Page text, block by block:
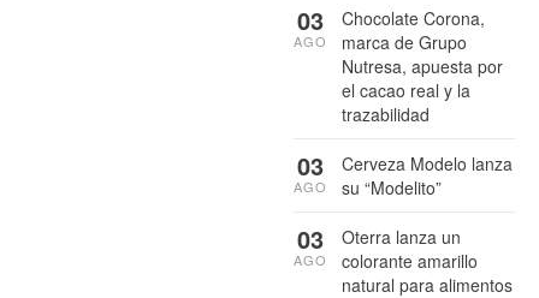
Chocolate Corona,
marca de Grupo
Nutresa, apuesta por
el cacao real y la
trazabilidad
03
AGO
Cerveza Modelo lanza
su “Modelito”
03
AGO
Oterra lanza un
colorante amarillo
natural para alimentos
03
AGO